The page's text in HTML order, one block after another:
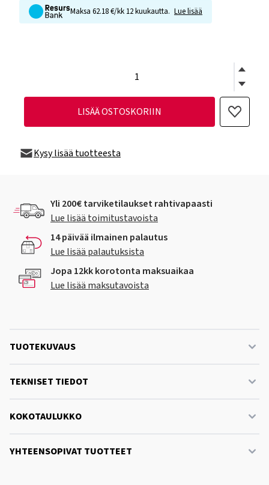
Maksa 62.18 €/kk 12 kuukautta. Lue lisää
LISÄÄ OSTOSKORIIN
Kysy lisää tuotteesta
Yli 200€ tarviketilaukset rahtivapaasti
Lue lisää toimitustavoista
14 päivää ilmainen palautus
Lue lisää palautuksista
Jopa 12kk korotonta maksuaikaa
Lue lisää maksutavoista
TUOTEKUVAUS
TEKNISET TIEDOT
KOKOTAULUKKO
YHTEENSOPIVAT TUOTTEET